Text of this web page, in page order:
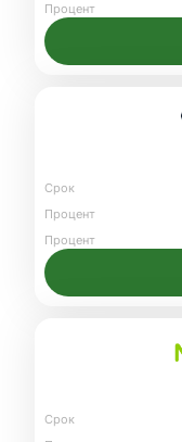
Процент
Срок
Процент
Процент
Срок